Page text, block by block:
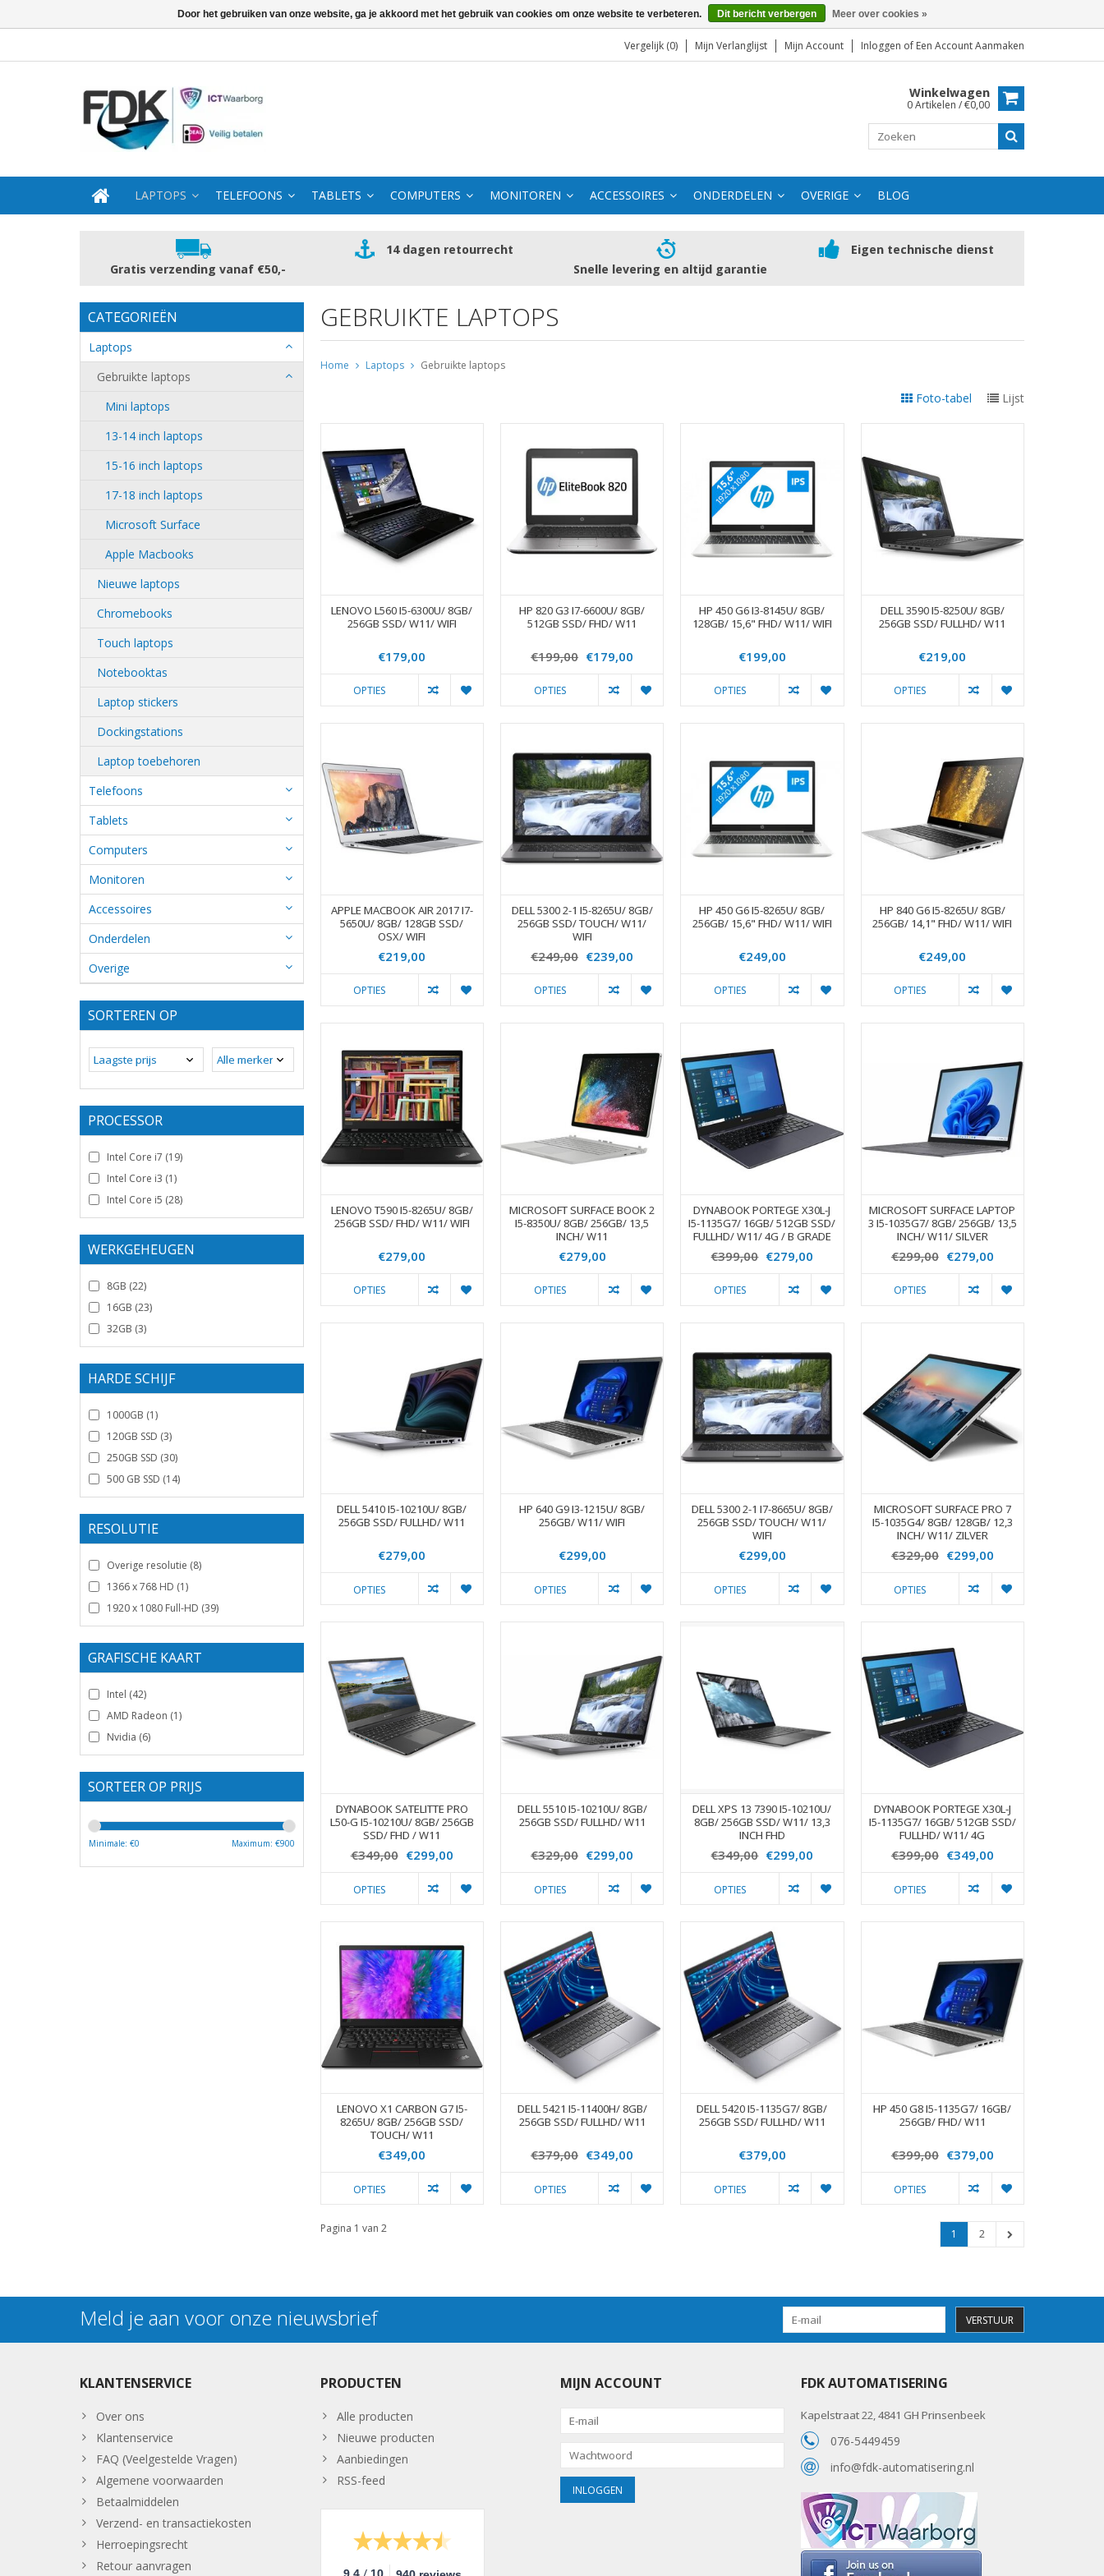
Vergelijk (0) Mijn Verlanglijst Mijn Account Inloggen of Een Account Aanmaken
Winkelwagen
0 Artikelen / €0,00
LAPTOPS TELEFOONS TABLETS COMPUTERS MONITOREN ACCESSOIRES ONDERDELEN OVERIGE BLOG
Gratis verzending vanaf €50,-
14 dagen retourrecht
Snelle levering en altijd garantie
Eigen technische dienst
CATEGORIEËN
Laptops
Gebruikte laptops
Mini laptops
13-14 inch laptops
15-16 inch laptops
17-18 inch laptops
Microsoft Surface
Apple Macbooks
Nieuwe laptops
Chromebooks
Touch laptops
Notebooktas
Laptop stickers
Dockingstations
Laptop toebehoren
Telefoons
Tablets
Computers
Monitoren
Accessoires
Onderdelen
Overige
SORTEREN OP
PROCESSOR
Intel Core i7 (19)
Intel Core i3 (1)
Intel Core i5 (28)
WERKGEHEUGEN
8GB (22)
16GB (23)
32GB (3)
HARDE SCHIJF
1000GB (1)
120GB SSD (3)
250GB SSD (30)
500 GB SSD (14)
RESOLUTIE
Overige resolutie (8)
1366 x 768 HD (1)
1920 x 1080 Full-HD (39)
GRAFISCHE KAART
Intel (42)
AMD Radeon (1)
Nvidia (6)
SORTEER OP PRIJS
Minimale: €0 Maximum: €900
GEBRUIKTE LAPTOPS
Home Laptops Gebruikte laptops
Foto-tabel Lijst
LENOVO L560 I5-6300U/ 8GB/
256GB SSD/ W11/ WIFI
€179,00
OPTIES
HP 820 G3 I7-6600U/ 8GB/
512GB SSD/ FHD/ W11
€199,00 €179,00
OPTIES
HP 450 G6 I3-8145U/ 8GB/
128GB/ 15,6" FHD/ W11/ WIFI
€199,00
OPTIES
DELL 3590 I5-8250U/ 8GB/
256GB SSD/ FULLHD/ W11
€219,00
OPTIES
APPLE MACBOOK AIR 2017 I7-
5650U/ 8GB/ 128GB SSD/
OSX/ WIFI
€219,00
OPTIES
DELL 5300 2-1 I5-8265U/ 8GB/
256GB SSD/ TOUCH/ W11/
WIFI
€249,00 €239,00
OPTIES
HP 450 G6 I5-8265U/ 8GB/
256GB/ 15,6" FHD/ W11/ WIFI
€249,00
OPTIES
HP 840 G6 I5-8265U/ 8GB/
256GB/ 14,1" FHD/ W11/ WIFI
€249,00
OPTIES
LENOVO T590 I5-8265U/ 8GB/
256GB SSD/ FHD/ W11/ WIFI
€279,00
OPTIES
MICROSOFT SURFACE BOOK 2
I5-8350U/ 8GB/ 256GB/ 13,5
INCH/ W11
€279,00
OPTIES
DYNABOOK PORTEGE X30L-J
I5-1135G7/ 16GB/ 512GB SSD/
FULLHD/ W11/ 4G / B GRADE
€399,00 €279,00
OPTIES
MICROSOFT SURFACE LAPTOP
3 I5-1035G7/ 8GB/ 256GB/ 13,5
INCH/ W11/ SILVER
€299,00 €279,00
OPTIES
DELL 5410 I5-10210U/ 8GB/
256GB SSD/ FULLHD/ W11
€279,00
OPTIES
HP 640 G9 I3-1215U/ 8GB/
256GB/ W11/ WIFI
€299,00
OPTIES
DELL 5300 2-1 I7-8665U/ 8GB/
256GB SSD/ TOUCH/ W11/
WIFI
€299,00
OPTIES
MICROSOFT SURFACE PRO 7
I5-1035G4/ 8GB/ 128GB/ 12,3
INCH/ W11/ ZILVER
€329,00 €299,00
OPTIES
DYNABOOK SATELITTE PRO
L50-G I5-10210U/ 8GB/ 256GB
SSD/ FHD / W11
€349,00 €299,00
OPTIES
DELL 5510 I5-10210U/ 8GB/
256GB SSD/ FULLHD/ W11
€329,00 €299,00
OPTIES
DELL XPS 13 7390 I5-10210U/
8GB/ 256GB SSD/ W11/ 13,3
INCH FHD
€349,00 €299,00
OPTIES
DYNABOOK PORTEGE X30L-J
I5-1135G7/ 16GB/ 512GB SSD/
FULLHD/ W11/ 4G
€399,00 €349,00
OPTIES
LENOVO X1 CARBON G7 I5-
8265U/ 8GB/ 256GB SSD/
TOUCH/ W11
€349,00
OPTIES
DELL 5421 I5-11400H/ 8GB/
256GB SSD/ FULLHD/ W11
€379,00 €349,00
OPTIES
DELL 5420 I5-1135G7/ 8GB/
256GB SSD/ FULLHD/ W11
€379,00
OPTIES
HP 450 G8 I5-1135G7/ 16GB/
256GB/ FHD/ W11
€399,00 €379,00
OPTIES
Pagina 1 van 2 1 2
Meld je aan voor onze nieuwsbrief VERSTUUR
KLANTENSERVICE
Over ons
Klantenservice
FAQ (Veelgestelde Vragen)
Algemene voorwaarden
Betaalmiddelen
Verzend- en transactiekosten
Herroepingsrecht
Retour aanvragen
PRODUCTEN
Alle producten
Nieuwe producten
Aanbiedingen
RSS-feed
MIJN ACCOUNT FDK AUTOMATISERING
Kapelstraat 22, 4841 GH Prinsenbeek
076-5449459
info@fdk-automatisering.nl
Door het gebruiken van onze website, ga je akkoord met het gebruik van cookies om onze website te verbeteren. Dit bericht verbergen Meer over cookies »